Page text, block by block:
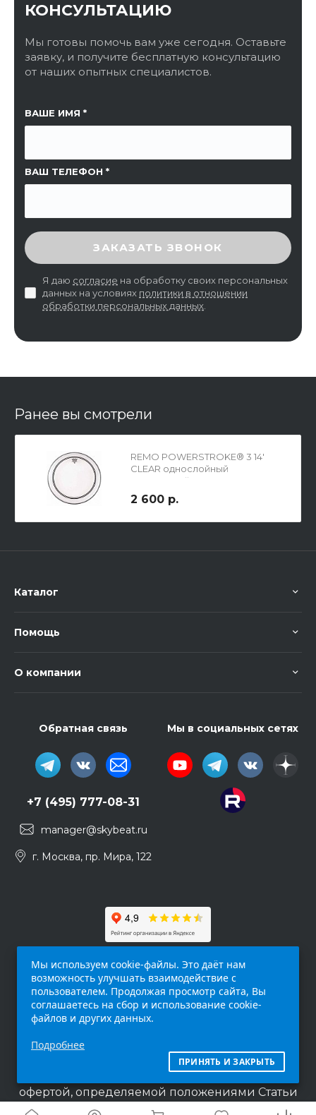
КОНСУЛЬТАЦИЮ
Мы готовы помочь вам уже сегодня. Оставьте
заявку, и получите бесплатную консультацию
от наших опытных специалистов.
ВАШЕ ИМЯ
ВАШ ТЕЛЕФОН
ССЫЛКА НА СТРАНИЦУ
ВВЕДИТЕ ПРОВЕРОЧНЫЙ КОД
ЗАКАЗАТЬ ЗВОНОК
Я даю согласие на обработку своих персональных
данных на условиях политики в отношении
обработки персональных данных
Ранее вы смотрели
REMO POWERSTROKE® 3 14'
CLEAR однослойный
прозрачный пластик
2 600 р.
Каталог
Помощь
О компании
Обратная связь
+7 (495) 777-08-31
manager@skybeat.ru
г. Москва, пр. Мира, 122
Мы в социальных сетях
интернет-сайт (
исключительно информационный характер и
ни при каких условиях не является публичной
офертой, определяемой положениями Статьи
437 п.2 Гражданского кодекса Российской
Мы используем cookie-файлы. Это даёт нам
возможность улучшать взаимодействие с
пользователем. Продолжая просмотр сайта, Вы
соглашаетесь на сбор и использование cookie-
файлов и других данных.
Подробнее
ПРИНЯТЬ И ЗАКРЫТЬ